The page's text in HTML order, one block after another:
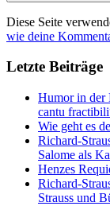
Diese Seite
wie deine
Letzte Beiträge
Humor in der
cantu
Wie geht es
Richard-
Salome als
Henzes
Richard-
Strauss und